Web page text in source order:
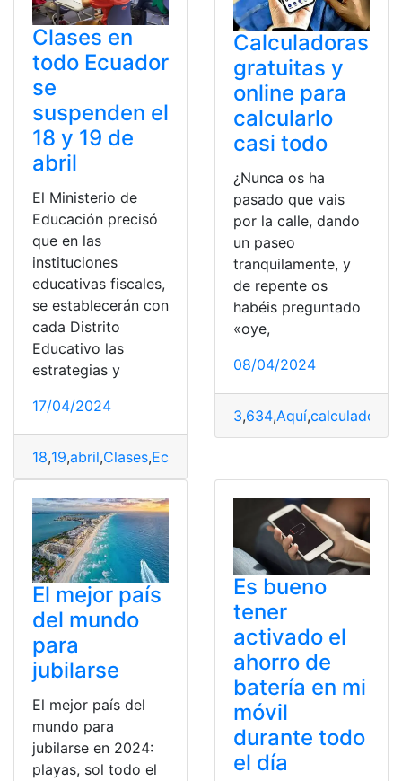
Clases en
todo Ecuador
se
suspenden el
18 y 19 de
abril
El Ministerio de
Educación precisó
que en las
instituciones
educativas fiscales,
se establecerán con
cada Distrito
Educativo las
estrategias y
17/04/2024
18,19,abril,Clases,Ecuador
Calculadoras
gratuitas y
online para
calcularlo
casi todo
¿Nunca os ha
pasado que vais
por la calle, dando
un paseo
tranquilamente, y
de repente os
habéis preguntado
«oye,
08/04/2024
3,634,Aquí,calculadoras
El mejor país
del mundo
para
jubilarse
El mejor país del
mundo para
jubilarse en 2024:
playas, sol todo el
Es bueno
tener
activado el
ahorro de
batería en mi
móvil
durante todo
el día